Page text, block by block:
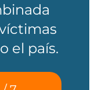
el país.